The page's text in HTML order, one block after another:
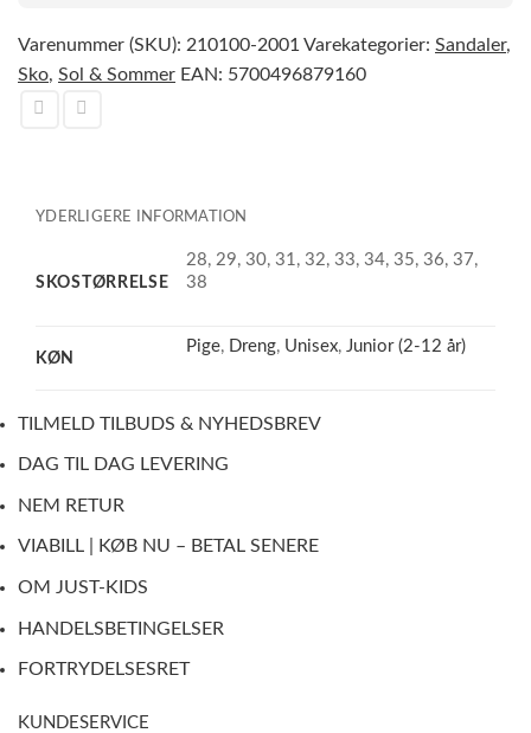
Varenummer (SKU): 210100-2001Varekategorier: Sandaler,
Sko, Sol & Sommer EAN: 5700496879160
YDERLIGERE INFORMATION
SKOSTØRRELSE
28, 29, 30, 31, 32, 33, 34, 35, 36, 37,
38
KØN
Pige, Dreng, Unisex, Junior (2-12 år)
TILMELD TILBUDS & NYHEDSBREV
DAG TIL DAG LEVERING
NEM RETUR
VIABILL | KØB NU – BETAL SENERE
OM JUST-KIDS
HANDELSBETINGELSER
FORTRYDELSESRET
KUNDESERVICE